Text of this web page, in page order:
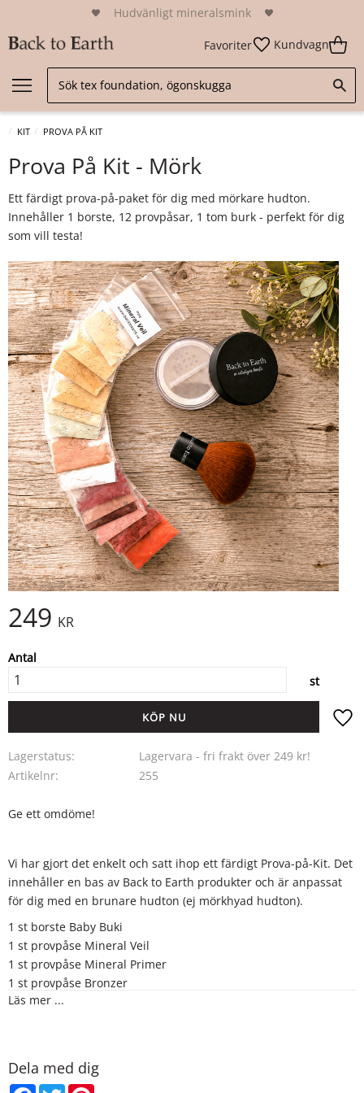
Hudvänligt mineralsmink
Favoriter Kundvagn
KIT PROVA PÅ KIT
Prova På Kit - Mörk
Ett färdigt prova-på-paket för dig med mörkare hudton.
Innehåller 1 borste, 12 provpåsar, 1 tom burk - perfekt för dig
som vill testa!
249 KR
Antal
st
KÖP
Lagerstatus
Lagervara - fri frakt över 249 kr!
Artikelnr
255
Ge ett omdöme!
Vi har gjort det enkelt och satt ihop ett färdigt Prova-på-Kit. Det
innehåller en bas av Back to Earth produkter och är anpassat
för dig med en brunare hudton (ej mörkhyad hudton).
1 st borste Baby Buki
1 st provpåse Mineral Veil
1 st provpåse Mineral Primer
1 st provpåse Bronzer
1 st provpåse Foundation N5
1 st provpåse Blush Auburn
Läs mer ...
Dela med dig